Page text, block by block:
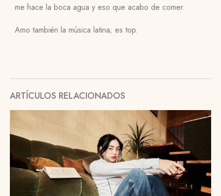
me hace la boca agua y eso que acabo de comer.
Amo también la música latina; es top.
ARTÍCULOS RELACIONADOS